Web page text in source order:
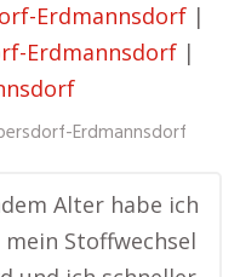
Erdmannsdorf |
Erdmannsdorf |
Erdmannsdorf
Alter habe ich
Stoffwechsel